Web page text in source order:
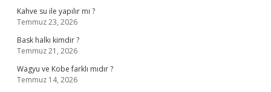
Kahve su ile yapılır mı ?
Temmuz 23, 2026
Bask halkı kimdir ?
Temmuz 21, 2026
Wagyu ve Kobe farklı mıdır ?
Temmuz 14, 2026